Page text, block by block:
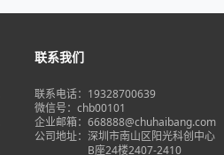
联系我们
联系电话：19328700639
微信号：chb00101
企业邮箱：668888@chuhaibang.com
公司地址： 深圳市南山区阳光科创中心
B座24楼2407-2410